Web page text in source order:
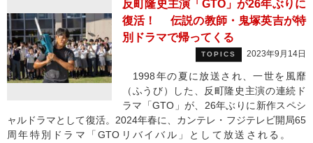
反町隆史主演「GTO」が26年ぶりに
復活！ 伝説の教師・鬼塚英吉が特
別ドラマで帰ってくる
TOPICS 2023年9月14日
1998年の夏に放送され、一世を風靡
（ふうび）した、反町隆史主演の連続ド
ラマ「GTO」が、26年ぶりに新作スペシ
ャルドラマとして復活。2024年春に、カンテレ・フジテレビ開局65
周年特別ドラマ「GTOリバイバル」として放送される。